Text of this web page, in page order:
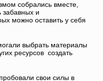
собрались вместе,
забавных и
можно оставить у себя
выбрать материалы
ресурсов создать
свои силы в